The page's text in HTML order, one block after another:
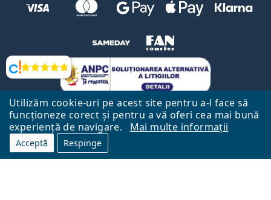
Utilizăm cookie-uri pe acest site pentru a-l face să
funcționeze corect și pentru a vă oferi cea mai bună
experiență de navigare.
Mai multe informații
Acceptă Respinge
Opinii
Către Pagina Principală
Mai sus